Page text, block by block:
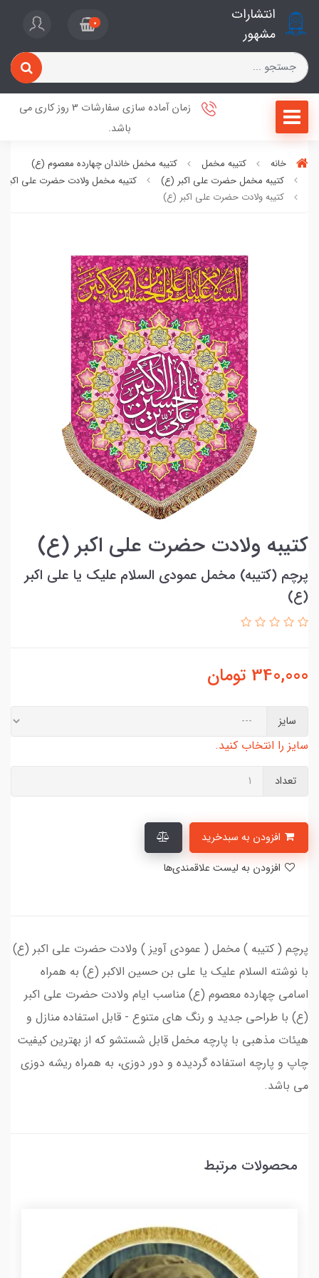
انتشارات
مشهور
0
زمان آماده سازی سفارشات 3 روز کاری می
باشد.
خانه کتیبه مخمل
کتیبه مخمل خاندان چهارده معصوم (ع)
کتیبه مخمل حضرت علی اکبر (ع)
کتیبه مخمل ولادت حضرت علی
کتیبه ولادت حضرت علی اکبر (ع)
کتیبه ولادت حضرت علی اکبر (ع)
پرچم (کتیبه) مخمل عمودی السلام علیک یا علی اکبر
(ع)
340,000 تومان
سایز
سایز را انتخاب کنید.
تعداد
پرچم ( کتیبه ) مخمل ( عمودی آویز ) ولادت حضرت علی اکبر (ع)
با نوشته السلام علیک یا علی بن حسین الاکبر (ع) به همراه
اسامی چهارده معصوم (ع) مناسب ایام ولادت حضرت علی اکبر
(ع) با طراحی جدید و رنگ های متنوع - قابل استفاده منازل و
هیئات مذهبی با پارچه مخمل قابل شستشو که از بهترین کیفیت
چاپ و پارچه استفاده گردیده و دور دوزی، به همراه ریشه دوزی
می باشد.
محصولات مرتبط